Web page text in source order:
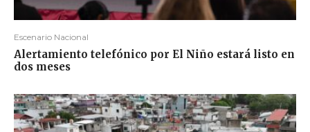
Escenario Nacional
Alertamiento telefónico por El Niño estará listo en
dos meses